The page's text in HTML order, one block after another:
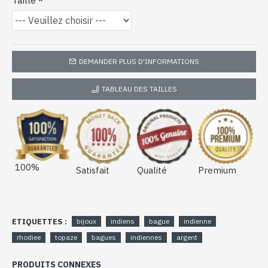
DEMANDER PLUS D'INFORMATIONS
TABLEAU DES TAILLES
100% Satisfait Qualité Premium
ETIQUETTES : bijoux indiens bague
indienne
rhodiee
topaze bagues indiennes argent
PRODUITS CONNEXES